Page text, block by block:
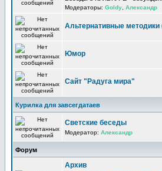
Модераторы: Goldy Александр
Альтернативные методики
Юмор
Сайт "Радуга мира"
Курилка для завсегдатаев
Светские беседы
Модератор: Александр
Форум
Архив